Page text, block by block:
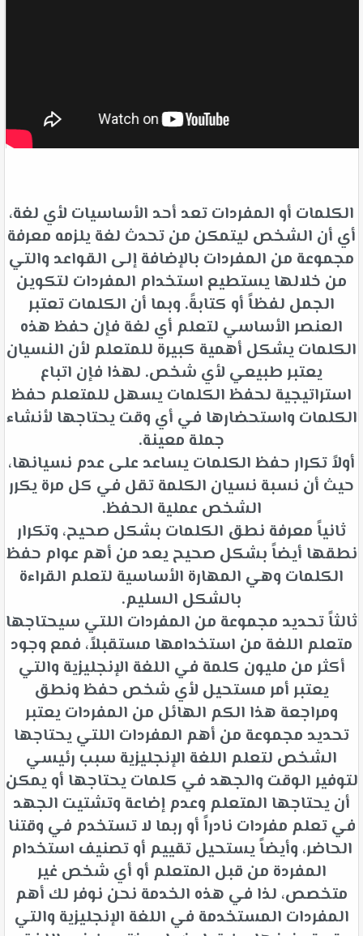
الكلمات أو المفردات تعد أحد الأساسيات لأي لغة،
أي أن الشخص ليتمكن من تحدث لغة يلزمه معرفة
مجموعة من المفردات بالإضافة إلى القواعد والتي
من خلالها يستطيع استخدام المفردات لتكوين
الجمل لفظاً أو كتابةً. وبما أن الكلمات تعتبر
العنصر الأساسي لتعلم أي لغة فإن حفظ هذه
الكلمات يشكل أهمية كبيرة للمتعلم لأن النسيان
يعتبر طبيعي لأي شخص. لهذا فإن اتباع
استراتيجية لحفظ الكلمات يسهل للمتعلم حفظ
الكلمات واستحضارها في أي وقت يحتاجها لأنشاء
جملة معينة.
أولاً تكرار حفظ الكلمات يساعد على عدم نسيانها،
حيث أن نسبة نسيان الكلمة تقل في كل مرة يكرر
الشخص عملية الحفظ.
ثانياً معرفة نطق الكلمات بشكل صحيح، وتكرار
نطقها أيضاً بشكل صحيح يعد من أهم عوام حفظ
الكلمات وهي المهارة الأساسية لتعلم القراءة
بالشكل السليم.
ثالثاً تحديد مجموعة من المفردات اللتي سيحتاجها
متعلم اللغة من استخدامها مستقبلاً، فمع وجود
أكثر من مليون كلمة في اللغة الإنجليزية والتي
يعتبر أمر مستحيل لأي شخص حفظ ونطق
ومراجعة هذا الكم الهائل من المفردات يعتبر
تحديد مجموعة من أهم المفردات اللتي يحتاجها
الشخص لتعلم اللغة الإنجليزية سبب رئيسي
لتوفير الوقت والجهد في كلمات يحتاجها أو يمكن
أن يحتاجها المتعلم وعدم إضاعة وتشتيت الجهد
في تعلم مفردات نادراً أو ربما لا تستخدم في وقتنا
الحاضر، وأيضاً يستحيل تقييم أو تصنيف استخدام
المفردة من قبل المتعلم أو أي شخص غير
متخصص، لذا في هذه الخدمة نحن نوفر لك أهم
المفردات المستخدمة في اللغة الإنجليزية والتي